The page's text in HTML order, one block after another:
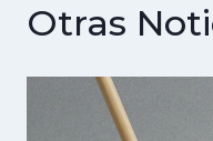
Otras